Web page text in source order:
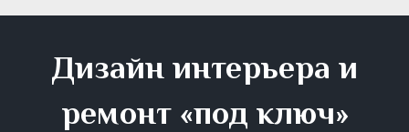
Дизайн интерьера и
ремонт «под ключ»